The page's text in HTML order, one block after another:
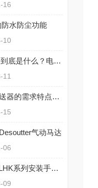
16
水防尘功能
10
E230TC400变压器到底是什么？电力系统里的 “心脏” 角色
11
不同行业对压力变送器的需求特点分析
15
气动马达
06
德国HAWE平衡阀LHK系列安装手册资料下载
09